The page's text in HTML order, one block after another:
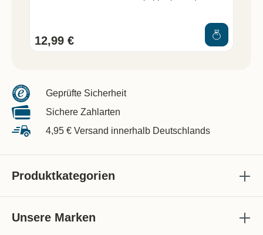
12,99 €
Geprüfte Sicherheit
Sichere Zahlarten
4,95 € Versand innerhalb Deutschlands
Produktkategorien
Unsere Marken